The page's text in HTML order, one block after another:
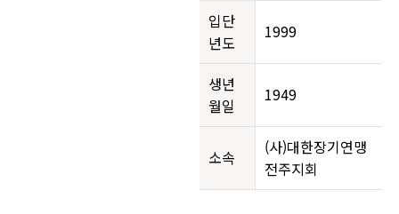
입단
년도
1999
생년
월일
1949
소속
(사)대한장기연맹
전주지회